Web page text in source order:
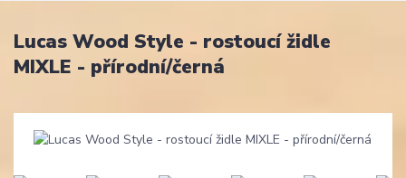
Lucas Wood Style - rostoucí židle
MIXLE - přírodní/černá